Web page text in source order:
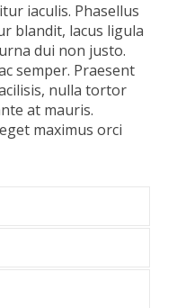
iaculis. Phasellus
blandit, lacus ligula
dui non justo.
semper. Praesent
nulla tortor
at mauris.
maximus orci